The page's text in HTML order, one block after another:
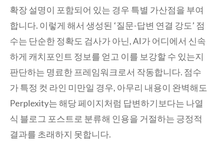
확장 설명이 포함되어 있는 경우 특별 가산점을 부여
합니다. 이렇게 해서 생성된 ‘질문-답변 연결 강도’ 점
수는 단순한 정확도 검사가 아닌, AI가 어디에서 신속
하게 캐치포인트 정보를 얻고 이를 보강할 수 있는지
판단하는 명료한 프레임워크로서 작동합니다. 점수
가 특정 컷 라인 미만일 경우, 아무리 내용이 완벽해도
Perplexity는 해당 페이지처럼 답변하기보다는 나열
식 블로그 포스트로 분류해 인용을 거절하는 긍정적
결과를 초래하지 못합니다.